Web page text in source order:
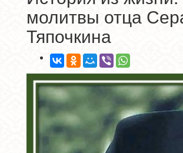
молитвы отца
Тяпочкина